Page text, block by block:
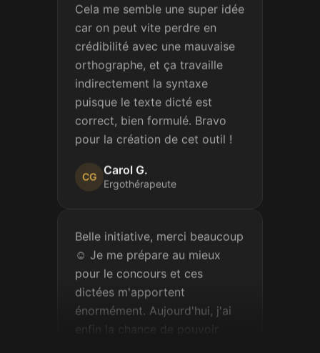
car on peut vite perdre en
crédibilité avec une mauvaise
orthographe, et ça travaille
indirectement la syntaxe
puisque le texte dicté est
correct, bien formulé. Bravo
pour la création de cet outil !
Ergothérapeute
☺️ Je me prépare au mieux
pour le concours et ces
dictées m'apportent
énormément. Aujourd'hui, j'ai
enfin la chance de pouvoir
m'exercer vraiment.